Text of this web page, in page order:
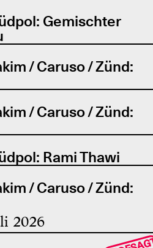
Gemischter
/ Caruso / Zünd:
/ Caruso / Zünd:
Rami Thawi
/ Caruso / Zünd:
2026